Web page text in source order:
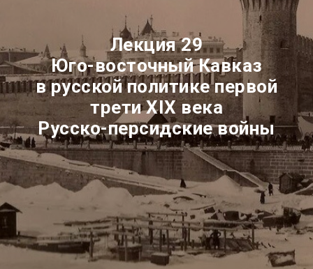
Лекция 29
Юго-восточный Кавказ
в русской политике первой
трети XIX века
Русско-персидские войны